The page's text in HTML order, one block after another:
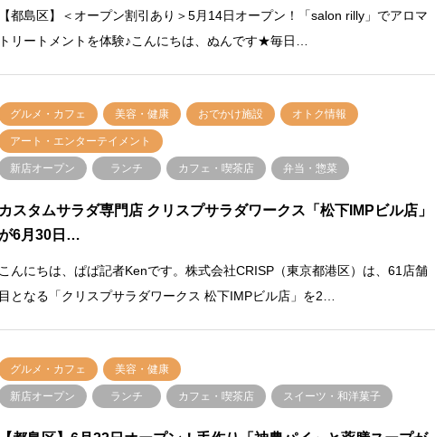
【都島区】＜オープン割引あり＞5月14日オープン！「salon rilly」でアロマ
トリートメントを体験♪こんにちは、ぬんです★毎日…
グルメ・カフェ 美容・健康 おでかけ施設 オトク情報
アート・エンターテイメント
新店オープン ランチ カフェ・喫茶店 弁当・惣菜
カスタムサラダ専門店 クリスプサラダワークス「松下IMPビル店」
6月30日…
こんにちは、ぱぱ記者Kenです。株式会社CRISP（東京都港区）は、61店舗
目となる「クリスプサラダワークス 松下IMPビル店」を2…
グルメ・カフェ 美容・健康
新店オープン ランチ カフェ・喫茶店 スイーツ・和洋菓子